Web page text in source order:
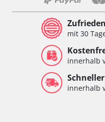
mit 30
innerhalb
innerhalb